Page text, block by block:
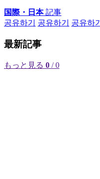
国際・日本記事
공유하기
공유하기 공유하기
最新記事
もっと見る 0 / 0